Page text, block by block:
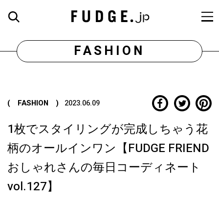
FASHION
( FASHION ) 2023.06.09
1枚でスタイリングが完成しちゃう花
柄のオールインワン【FUDGE FRIEND
おしゃれさんの毎日コーディネート
vol.127】